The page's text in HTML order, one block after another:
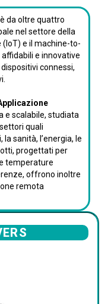
da oltre quattro
nel settore della
(IoT) e il machine-to-
e innovative
connessi,
e scalabile, studiata
quali
sanità, l’energia, le
progettati per
temperature
offrono inoltre
remota